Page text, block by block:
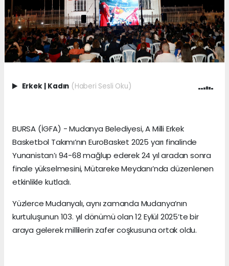
Erkek Kadın (Haberi Sesli Oku)
BURSA (İGFA) - Mudanya Belediyesi, A Milli Erkek
Basketbol Takımı’nın EuroBasket 2025 yarı finalinde
Yunanistan’ı 94-68 mağlup ederek 24 yıl aradan sonra
finale yükselmesini, Mütareke Meydanı’nda düzenlenen
etkinlikle kutladı.
Yüzlerce Mudanyalı, aynı zamanda Mudanya’nın
kurtuluşunun 103. yıl dönümü olan 12 Eylül 2025’te bir
araya gelerek millilerin zafer coşkusuna ortak oldu.